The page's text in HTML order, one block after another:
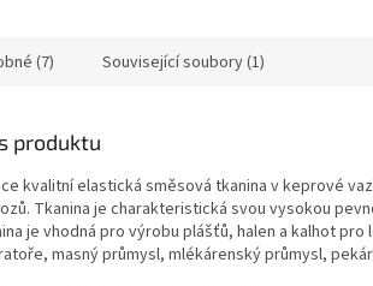
(7) Související soubory (1)
produktu
kvalitní elastická směsová tkanina v keprové
Tkanina je charakteristická svou vysokou
je vhodná pro výrobu plášťů, halen a kalhot
masný průmysl, mlékárenský průmysl,